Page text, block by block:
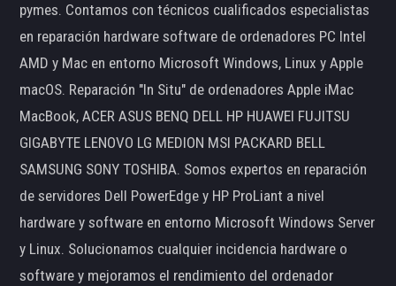
pymes. Contamos con técnicos cualificados especialistas
en reparación hardware software de ordenadores PC Intel
AMD y Mac en entorno Microsoft Windows, Linux y Apple
macOS. Reparación "In Situ" de ordenadores Apple iMac
MacBook, ACER ASUS BENQ DELL HP HUAWEI FUJITSU
GIGABYTE LENOVO LG MEDION MSI PACKARD BELL
SAMSUNG SONY TOSHIBA. Somos expertos en reparación
de servidores Dell PowerEdge y HP ProLiant a nivel
hardware y software en entorno Microsoft Windows Server
y Linux. Solucionamos cualquier incidencia hardware o
software y mejoramos el rendimiento del ordenador